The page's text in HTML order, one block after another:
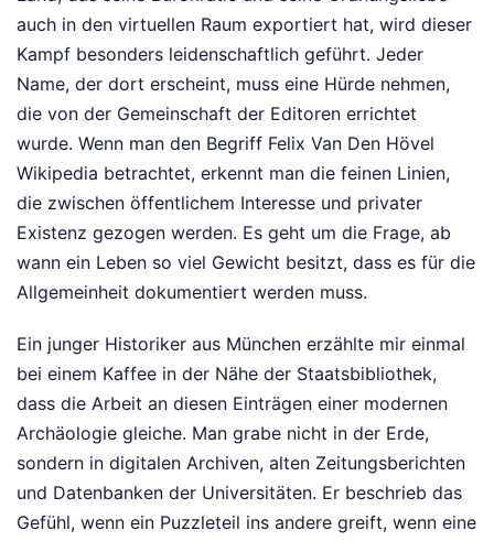
auch in den virtuellen Raum exportiert hat, wird dieser
Kampf besonders leidenschaftlich geführt. Jeder
Name, der dort erscheint, muss eine Hürde nehmen,
die von der Gemeinschaft der Editoren errichtet
wurde. Wenn man den Begriff Felix Van Den Hövel
Wikipedia betrachtet, erkennt man die feinen Linien,
die zwischen öffentlichem Interesse und privater
Existenz gezogen werden. Es geht um die Frage, ab
wann ein Leben so viel Gewicht besitzt, dass es für die
Allgemeinheit dokumentiert werden muss.
Ein junger Historiker aus München erzählte mir einmal
bei einem Kaffee in der Nähe der Staatsbibliothek,
dass die Arbeit an diesen Einträgen einer modernen
Archäologie gleiche. Man grabe nicht in der Erde,
sondern in digitalen Archiven, alten Zeitungsberichten
und Datenbanken der Universitäten. Er beschrieb das
Gefühl, wenn ein Puzzleteil ins andere greift, wenn eine